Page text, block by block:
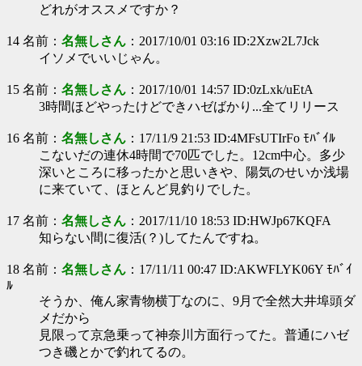
どれがオススメですか？
14 名前： 名無しさん ：2017/10/01 03:16 ID:2Xzw2L7Jck
イソメでいいじゃん。
15 名前： 名無しさん ：2017/10/01 14:57 ID:0zLxk/uEtA
3時間ほどやったけどできハゼばかり...全てリリース
16 名前： 名無しさん ：17/11/9 21:53 ID:4MFsUTIrFo ﾓﾊﾞｲﾙ
こないだの連休4時間で70匹でした。12cm中心。多少
深いところに移ったかと思いきや、陽気のせいか浅場
に来ていて、ほとんど見釣りでした。
17 名前： 名無しさん ：2017/11/10 18:53 ID:HWJp67KQFA
知らない間に復活(？)してたんですね。
18 名前： 名無しさん ：17/11/11 00:47 ID:AKWFLYK06Y ﾓﾊﾞｲ
ﾙ
そうか、俺ん家青物横丁なのに、9月で全然大井埠頭ダ
メだから
見限って京急乗って神奈川方面行ってた。普通にハゼ
つき磯とかで釣れてるの。